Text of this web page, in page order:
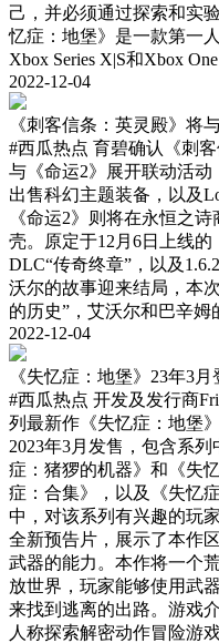
己，并必须通过探索和实
忆症：地堡》是一款第一
Xbox Series X|S和Xbox
2022-12-04
《刺客信条：英灵殿》将
#西瓜热点 育碧确认《刺客
与《命运2》展开联动活
出售科幻主题装备，以及
《命运2》则将在永恒之
壳。原定于12月6日上线
DLC“传奇终章”，以及
沃尔的故事迎来结局，本
的历史”，艾沃尔和巴辛姆
2022-12-04
《失忆症：地堡》23年3
#西瓜热点 开发及发行商
列最新作《失忆症：地堡
2023年3月发售，包含系
症：猪猡的机器》和《失
症：合集》，以及《失忆
中，对该系列有兴趣的玩
全新预告片，展示了本作
武器的能力。本作将一个
放世界，玩家能够使用武
来找到逃离的出路。游戏
人称探索解密动作冒险游